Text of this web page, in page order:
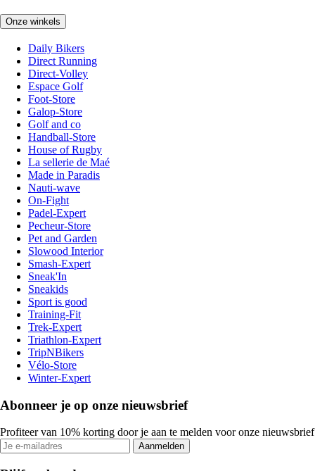
Onze winkels
Daily Bikers
Direct Running
Direct-Volley
Espace Golf
Foot-Store
Galop-Store
Golf and co
Handball-Store
House of Rugby
La sellerie de Maé
Made in Paradis
Nauti-wave
On-Fight
Padel-Expert
Pecheur-Store
Pet and Garden
Slowood Interior
Smash-Expert
Sneak'In
Sneakids
Sport is good
Training-Fit
Trek-Expert
Triathlon-Expert
TripNBikers
Vélo-Store
Winter-Expert
Abonneer je op onze nieuwsbrief
Profiteer van 10% korting door je aan te melden voor onze nieuwsbrief
Aanmelden